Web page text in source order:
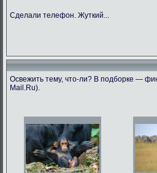
Сделали телефон. Жуткий...
Освежить тему, что-ли? В подборке —
Mail.Ru).